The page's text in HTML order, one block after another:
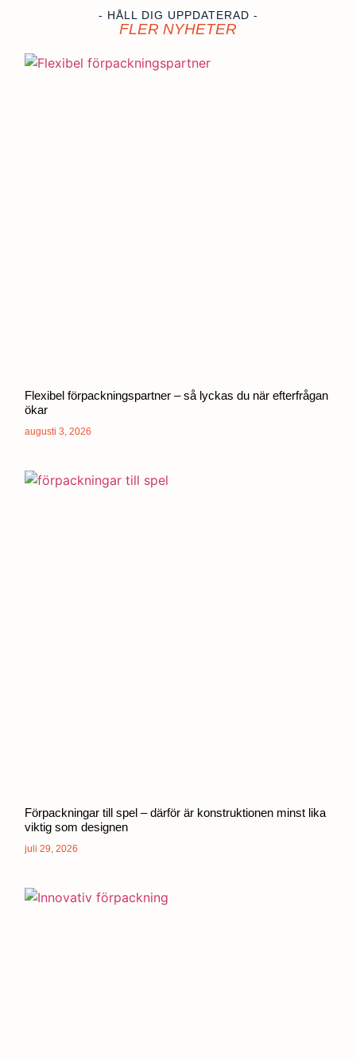
- HÅLL DIG UPPDATERAD -
FLER NYHETER
Flexibel förpackningspartner – så lyckas du när efterfrågan
ökar
augusti 3, 2026
Förpackningar till spel – därför är konstruktionen minst lika
viktig som designen
juli 29, 2026